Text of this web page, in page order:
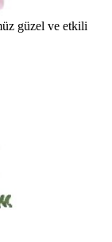
güzel ve etkili